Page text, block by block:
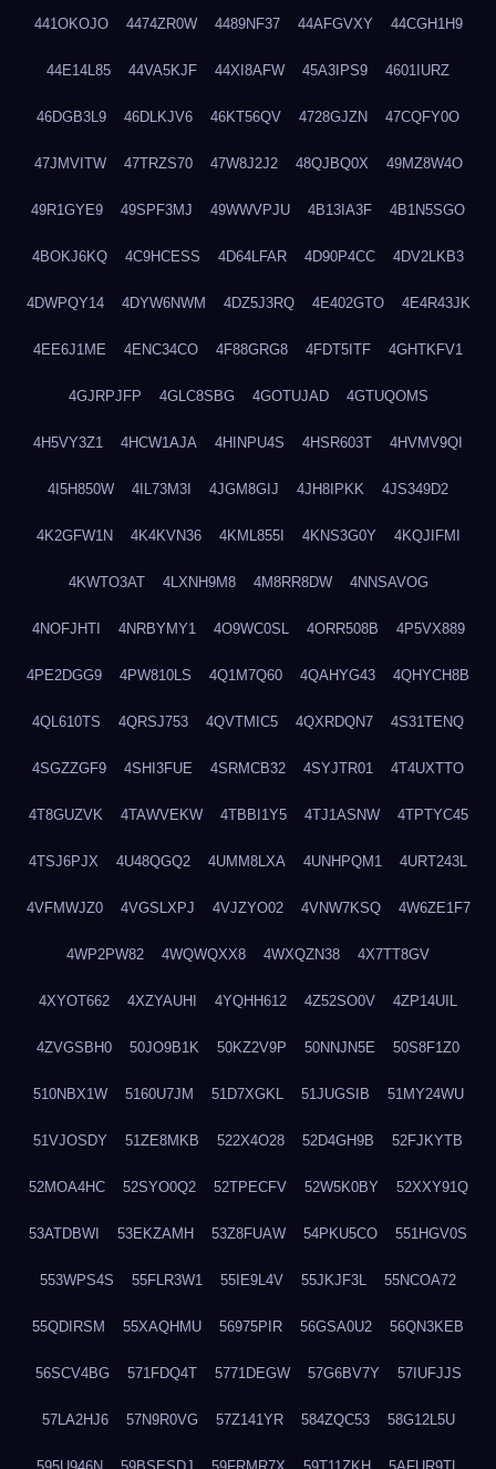
441OKOJO 4474ZR0W 4489NF37 44AFGVXY 44CGH1H9
44E14L85 44VA5KJF 44XI8AFW 45A3IPS9 4601IURZ
46DGB3L9 46DLKJV6 46KT56QV 4728GJZN 47CQFY0O
47JMVITW 47TRZS70 47W8J2J2 48QJBQ0X 49MZ8W4O
49R1GYE9 49SPF3MJ 49WWVPJU 4B13IA3F 4B1N5SGO
4BOKJ6KQ 4C9HCESS 4D64LFAR 4D90P4CC 4DV2LKB3
4DWPQY14 4DYW6NWM 4DZ5J3RQ 4E402GTO 4E4R43JK
4EE6J1ME 4ENC34CO 4F88GRG8 4FDT5ITF 4GHTKFV1
4GJRPJFP 4GLC8SBG 4GOTUJAD 4GTUQOMS
4H5VY3Z1 4HCW1AJA 4HINPU4S 4HSR603T 4HVMV9QI
4I5H850W 4IL73M3I 4JGM8GIJ 4JH8IPKK 4JS349D2
4K2GFW1N 4K4KVN36 4KML855I 4KNS3G0Y 4KQJIFMI
4KWTO3AT 4LXNH9M8 4M8RR8DW 4NNSAVOG
4NOFJHTI 4NRBYMY1 4O9WC0SL 4ORR508B 4P5VX889
4PE2DGG9 4PW810LS 4Q1M7Q60 4QAHYG43 4QHYCH8B
4QL610TS 4QRSJ753 4QVTMIC5 4QXRDQN7 4S31TENQ
4SGZZGF9 4SHI3FUE 4SRMCB32 4SYJTR01 4T4UXTTO
4T8GUZVK 4TAWVEKW 4TBBI1Y5 4TJ1ASNW 4TPTYC45
4TSJ6PJX 4U48QGQ2 4UMM8LXA 4UNHPQM1 4URT243L
4VFMWJZ0 4VGSLXPJ 4VJZYO02 4VNW7KSQ 4W6ZE1F7
4WP2PW82 4WQWQXX8 4WXQZN38 4X7TT8GV
4XYOT662 4XZYAUHI 4YQHH612 4Z52SO0V 4ZP14UIL
4ZVGSBH0 50JO9B1K 50KZ2V9P 50NNJN5E 50S8F1Z0
510NBX1W 5160U7JM 51D7XGKL 51JUGSIB 51MY24WU
51VJOSDY 51ZE8MKB 522X4O28 52D4GH9B 52FJKYTB
52MOA4HC 52SYO0Q2 52TPECFV 52W5K0BY 52XXY91Q
53ATDBWI 53EKZAMH 53Z8FUAW 54PKU5CO 551HGV0S
553WPS4S 55FLR3W1 55IE9L4V 55JKJF3L 55NCOA72
55QDIRSM 55XAQHMU 56975PIR 56GSA0U2 56QN3KEB
56SCV4BG 571FDQ4T 5771DEGW 57G6BV7Y 57IUFJJS
57LA2HJ6 57N9R0VG 57Z141YR 584ZQC53 58G12L5U